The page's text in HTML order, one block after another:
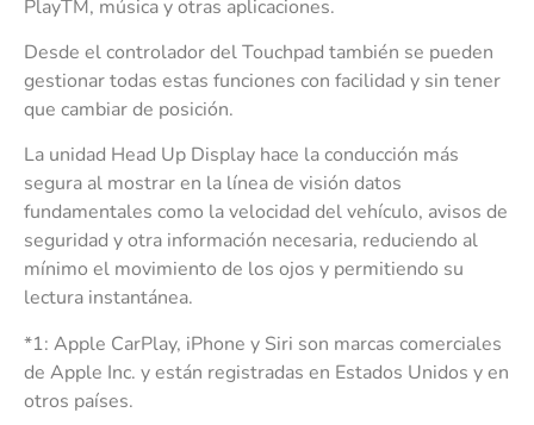
PlayTM, música y otras aplicaciones.
Desde el controlador del Touchpad también se pueden
gestionar todas estas funciones con facilidad y sin tener
que cambiar de posición.
La unidad Head Up Display hace la conducción más
segura al mostrar en la línea de visión datos
fundamentales como la velocidad del vehículo, avisos de
seguridad y otra información necesaria, reduciendo al
mínimo el movimiento de los ojos y permitiendo su
lectura instantánea.
*1: Apple CarPlay, iPhone y Siri son marcas comerciales
de Apple Inc. y están registradas en Estados Unidos y en
otros países.